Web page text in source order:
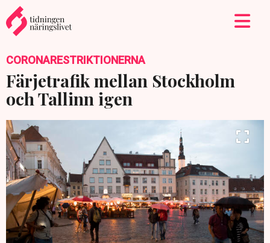
CORONARESTRIKTIONERNA
Färjetrafik mellan Stockholm
och Tallinn igen